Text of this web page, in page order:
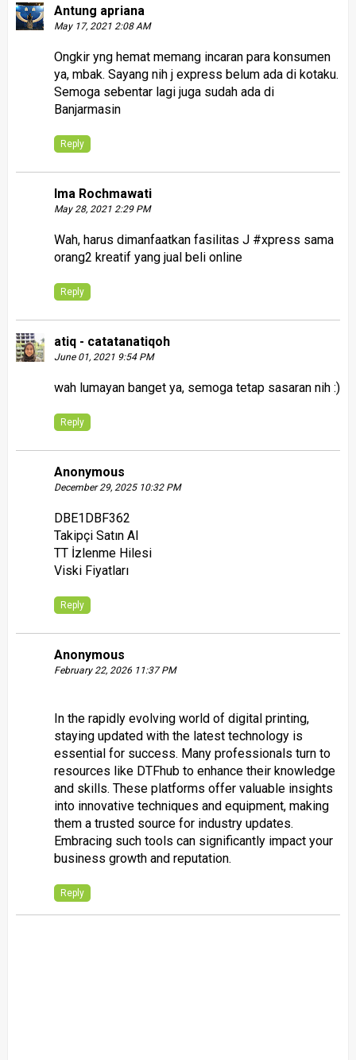
Antung apriana
May 17, 2021 2:08 AM
Ongkir yng hemat memang incaran para konsumen
ya, mbak. Sayang nih j express belum ada di kotaku.
Semoga sebentar lagi juga sudah ada di
Banjarmasin
Reply
Ima Rochmawati
May 28, 2021 2:29 PM
Wah, harus dimanfaatkan fasilitas J #xpress sama
orang2 kreatif yang jual beli online
Reply
atiq - catatanatiqoh
June 01, 2021 9:54 PM
wah lumayan banget ya, semoga tetap sasaran nih :)
Reply
Anonymous
December 29, 2025 10:32 PM
DBE1DBF362
Takipçi Satın Al
TT İzlenme Hilesi
Viski Fiyatları
Reply
Anonymous
February 22, 2026 11:37 PM
In the rapidly evolving world of digital printing,
staying updated with the latest technology is
essential for success. Many professionals turn to
resources like DTFhubto enhance their knowledge
and skills. These platforms offer valuable insights
into innovative techniques and equipment, making
them a trusted source for industry updates.
Embracing such tools can significantly impact your
business growth and reputation.
Reply